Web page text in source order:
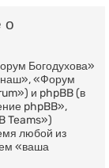
о
Богодухова»
«Форум
и phpBB (в
phpBB»,
Teams»)
любой из
«ваша